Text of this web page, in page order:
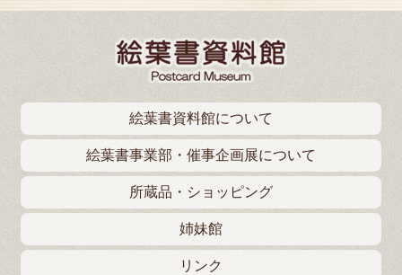
絵葉書資料館について
絵葉書事業部・催事企画展について
所蔵品・ショッピング
姉妹館
リンク